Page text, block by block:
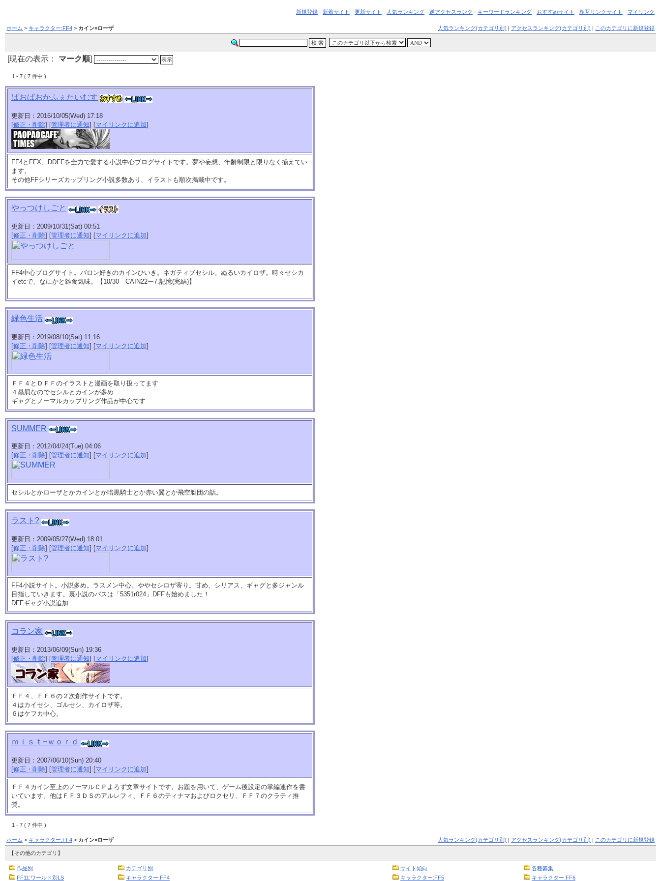
新規登録 - 新着サイト - 更新サイト - 人気ランキング - 逆アクセスランク - キーワードランキング - おすすめサイト - 相互リンクサイト - マイリンク
ホーム > キャラクター:FF4 > カイン×ローザ 人気ランキング(カテゴリ別) | アクセスランキング(カテゴリ別) | このカテゴリに新規登録
[現在の表示： マーク順]
1 - 7 ( 7 件中 )
ぱおぱおかふぇたいむす
更新日：2016/10/05(Wed) 17:18
[修正・削除] [管理者に通知] [マイリンクに追加]
FF4とFFX、DDFFを全力で愛する小説中心ブログサイトです。夢や妄想、年齢制限と限りなく揃えてい
ます。
その他FFシリーズカップリング小説多数あり、イラストも順次掲載中です。
やっつけしごと
更新日：2009/10/31(Sat) 00:51
[修正・削除] [管理者に通知] [マイリンクに追加]
FF4中心ブログサイト。バロン好きのカインひいき。ネガティブセシル。ぬるいカイロザ。時々セシカ
イetcで、なにかと雑食気味。【10/30 CAIN22ー7.記憶(完結)】
緑色生活
更新日：2019/08/10(Sat) 11:16
[修正・削除] [管理者に通知] [マイリンクに追加]
ＦＦ４とＤＦＦのイラストと漫画を取り扱ってます
４贔屓なのでセシルとカインが多め
ギャグとノーマルカップリング作品が中心です
SUMMER
更新日：2012/04/24(Tue) 04:06
[修正・削除] [管理者に通知] [マイリンクに追加]
セシルとかローザとかカインとか暗黒騎士とか赤い翼とか飛空艇団の話。
ラスト?
更新日：2009/05/27(Wed) 18:01
[修正・削除] [管理者に通知] [マイリンクに追加]
FF4小説サイト。小説多め。ラスメン中心。ややセシロザ寄り。甘め、シリアス、ギャグと多ジャンル
目指していきます。裏小説のパスは「5351r024」DFFも始めました！
DFFギャグ小説追加
コラン家
更新日：2013/06/09(Sun) 19:36
[修正・削除] [管理者に通知] [マイリンクに追加]
ＦＦ４、ＦＦ６の２次創作サイトです。
４はカイセシ、ゴルセシ、カイロザ等。
６はケフカ中心。
ｍｉｓｔ−ｗｏｒｄ
更新日：2007/06/10(Sun) 20:40
[修正・削除] [管理者に通知] [マイリンクに追加]
ＦＦ４カイン至上のノーマルＣＰよろず文章サイトです。お題を用いて、ゲーム後設定の掌編連作を書
いています。他はＦＦ３ＤＳのアルレフィ、ＦＦ６のティナマおよびロクセリ、ＦＦ７のクラティ推
奨。
1 - 7 ( 7 件中 )
ホーム > キャラクター:FF4 > カイン×ローザ 人気ランキング(カテゴリ別) | アクセスランキング(カテゴリ別) | このカテゴリに新規登録
【その他のカテゴリ】
作品別 カテゴリ別 サイト傾向
各種募集
FF11:ワールド別LS
キャラクター:FF4 キャラクター:FF5 キャラクター:FF6